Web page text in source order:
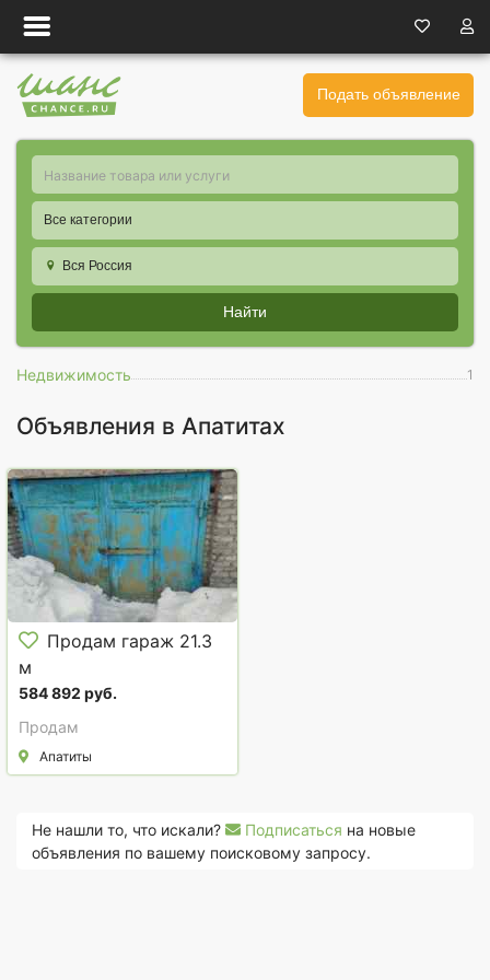
Подать объявление
Все категории
Вся Россия
Найти
Недвижимость 1
Объявления в Апатитах
Продам гараж 21.3
м
584 892 руб.
Продам
Апатиты
Не нашли то, что искали? Подписаться на новые
объявления по вашему поисковому запросу.